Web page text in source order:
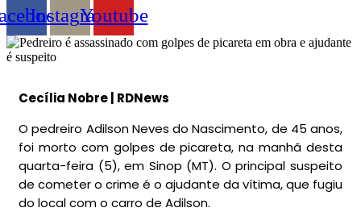
InstagramYoutube
Cecília Nobre | RDNews
O pedreiro Adilson Neves do Nascimento, de 45 anos,
foi morto com golpes de picareta, na manhã desta
quarta-feira (5), em Sinop (MT). O principal suspeito
de cometer o crime é o ajudante da vítima, que fugiu
do local com o carro de Adilson.